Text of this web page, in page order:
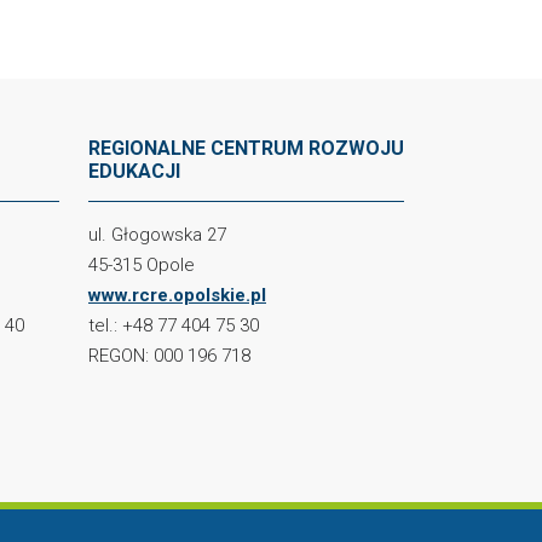
40
REGIONALNE CENTRUM ROZWOJU
EDUKACJI
ul. Głogowska 27
45-315 Opole
www.rcre.opolskie.pl
tel.: +48 77 404 75 30
REGON: 000 196 718